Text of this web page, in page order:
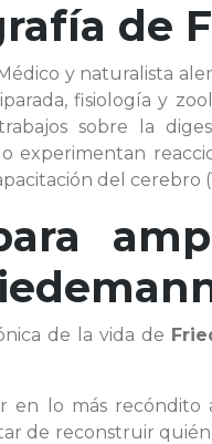
de
Médico y naturalista
fisiología y
sobre la
experimentan
del cerebro
de la vida de
en lo más recóndito
de reconstruir